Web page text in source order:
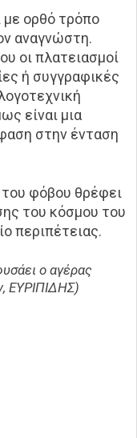
με ορθό τρόπο
αναγνώστη.
οι πλατειασμοί
ή συγγραφικές
είναι μια
στην ένταση
φόβου θρέφει
του κόσμου του
περιπέτειας.
ο αγέρας
ΕΥΡΙΠΙΔΗΣ)